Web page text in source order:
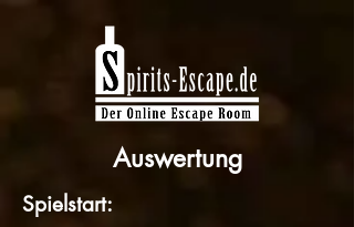
Auswertung
Spielstart: